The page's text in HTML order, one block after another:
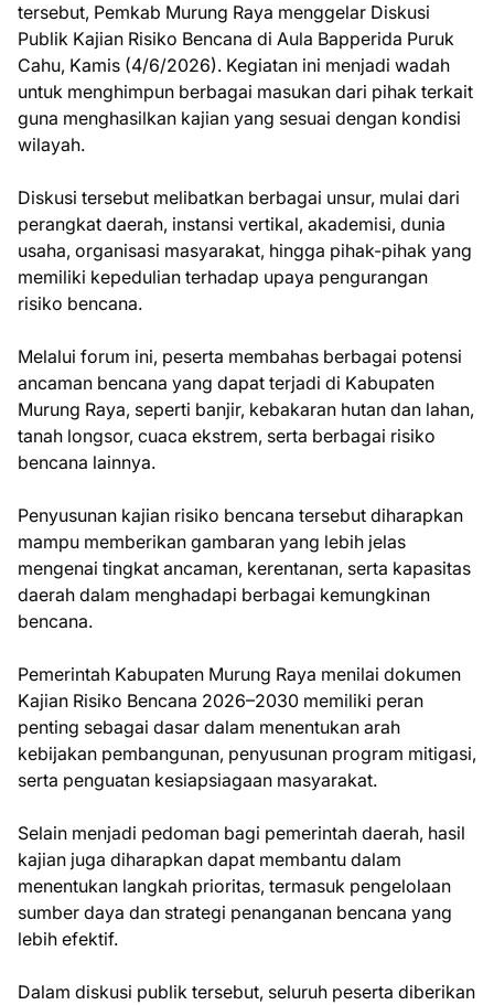
tersebut, Pemkab Murung Raya menggelar Diskusi
Publik Kajian Risiko Bencana di Aula Bapperida Puruk
Cahu, Kamis (4/6/2026). Kegiatan ini menjadi wadah
untuk menghimpun berbagai masukan dari pihak terkait
guna menghasilkan kajian yang sesuai dengan kondisi
wilayah.
Diskusi tersebut melibatkan berbagai unsur, mulai dari
perangkat daerah, instansi vertikal, akademisi, dunia
usaha, organisasi masyarakat, hingga pihak-pihak yang
memiliki kepedulian terhadap upaya pengurangan
risiko bencana.
Melalui forum ini, peserta membahas berbagai potensi
ancaman bencana yang dapat terjadi di Kabupaten
Murung Raya, seperti banjir, kebakaran hutan dan lahan,
tanah longsor, cuaca ekstrem, serta berbagai risiko
bencana lainnya.
Penyusunan kajian risiko bencana tersebut diharapkan
mampu memberikan gambaran yang lebih jelas
mengenai tingkat ancaman, kerentanan, serta kapasitas
daerah dalam menghadapi berbagai kemungkinan
bencana.
Pemerintah Kabupaten Murung Raya menilai dokumen
Kajian Risiko Bencana 2026–2030 memiliki peran
penting sebagai dasar dalam menentukan arah
kebijakan pembangunan, penyusunan program mitigasi,
serta penguatan kesiapsiagaan masyarakat.
Selain menjadi pedoman bagi pemerintah daerah, hasil
kajian juga diharapkan dapat membantu dalam
menentukan langkah prioritas, termasuk pengelolaan
sumber daya dan strategi penanganan bencana yang
lebih efektif.
Dalam diskusi publik tersebut, seluruh peserta diberikan